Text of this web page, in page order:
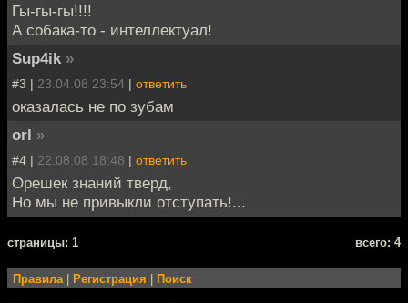
Гы-гы-гы!!!!
А собака-то - интеллектуал!
Sup4ik »
#3 | 23.04.08 23:54 | ответить
оказалась не по зубам
orl »
#4 | 22.08.08 18:48 | ответить
Орешек знаний тверд,
Но мы не привыкли отступать!...
cтраницы: 1 всего: 4
Правила| Регистрация Поиск